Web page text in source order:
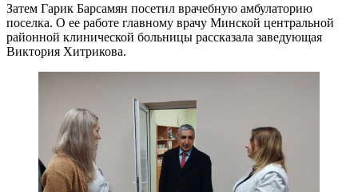
Затем Гарик Барсамян посетил врачебную амбулаторию
поселка. О ее работе главному врачу Минской центральной
районной клинической больницы рассказала заведующая
Виктория Хитрикова.